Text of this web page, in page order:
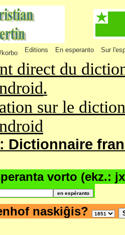
korbo Editions En esperanto Sur
direct du
.
sur le
Dictionnaire
vorto (ekz.:
naskiĝis?